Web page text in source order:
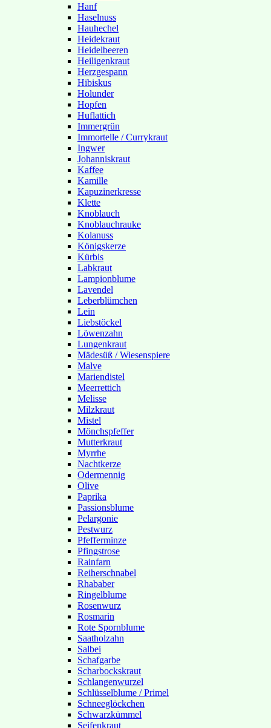
Hanf
Haselnuss
Hauhechel
Heidekraut
Heidelbeeren
Heiligenkraut
Herzgespann
Hibiskus
Holunder
Hopfen
Huflattich
Immergrün
Immortelle / Currykraut
Ingwer
Johanniskraut
Kaffee
Kamille
Kapuzinerkresse
Klette
Knoblauch
Knoblauchrauke
Kolanuss
Königskerze
Kürbis
Labkraut
Lampionblume
Lavendel
Leberblümchen
Lein
Liebstöckel
Löwenzahn
Lungenkraut
Mädesüß / Wiesenspiere
Malve
Mariendistel
Meerrettich
Melisse
Milzkraut
Mistel
Mönchspfeffer
Mutterkraut
Myrrhe
Nachtkerze
Odermennig
Olive
Paprika
Passionsblume
Pelargonie
Pestwurz
Pfefferminze
Pfingstrose
Rainfarn
Reiherschnabel
Rhababer
Ringelblume
Rosenwurz
Rosmarin
Rote Spornblume
Saatholzahn
Salbei
Schafgarbe
Scharbockskraut
Schlangenwurzel
Schlüsselblume / Primel
Schneeglöckchen
Schwarzkümmel
Seifenkraut